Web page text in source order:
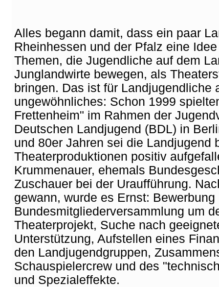
Alles begann damit, dass ein paar
Rheinhessen und der Pfalz eine
Themen, die Jugendliche auf dem
Junglandwirte bewegen, als
bringen. Das ist für Landjugendliche
ungewöhnliches: Schon 1999
Frettenheim" im Rahmen der
Deutschen Landjugend (BDL) in
und 80er Jahren sei die Landjugend
Theaterproduktionen positiv
Krummenauer, ehemals
Zuschauer bei der Uraufführung.
gewann, wurde es Ernst: Bewerbung
Bundesmitgliederversammlung um
Theaterprojekt, Suche nach
Unterstützung, Aufstellen eines
den Landjugendgruppen,
Schauspielercrew und des
und Spezialeffekte.